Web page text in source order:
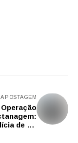
POSTAGEM
Operação
de SP